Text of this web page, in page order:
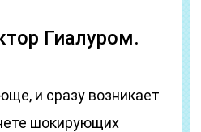
Гиалуром.
и сразу возникает
шокирующих